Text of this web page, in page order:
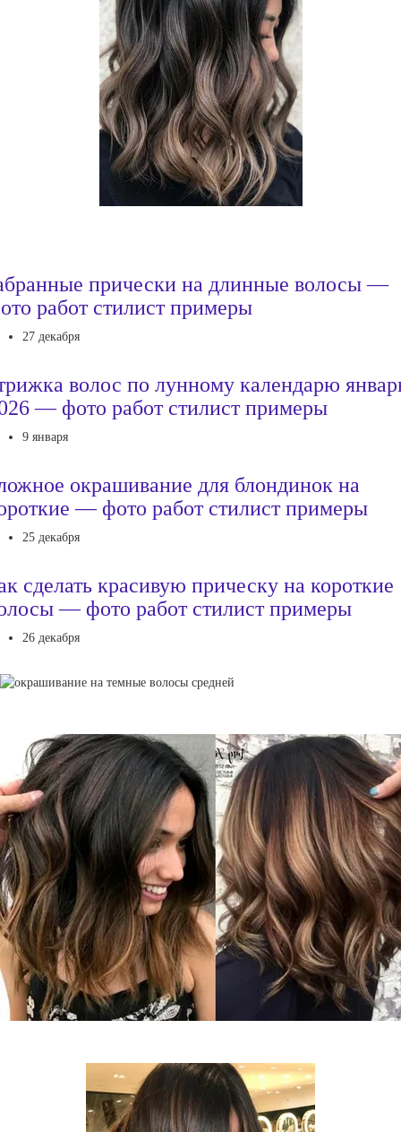
прически на длинные волосы —
работ стилист примеры
27 декабря
волос по лунному календарю
— фото работ стилист примеры
9 января
окрашивание для блондинок на
— фото работ стилист примеры
25 декабря
сделать красивую прическу на короткие
— фото работ стилист примеры
26 декабря